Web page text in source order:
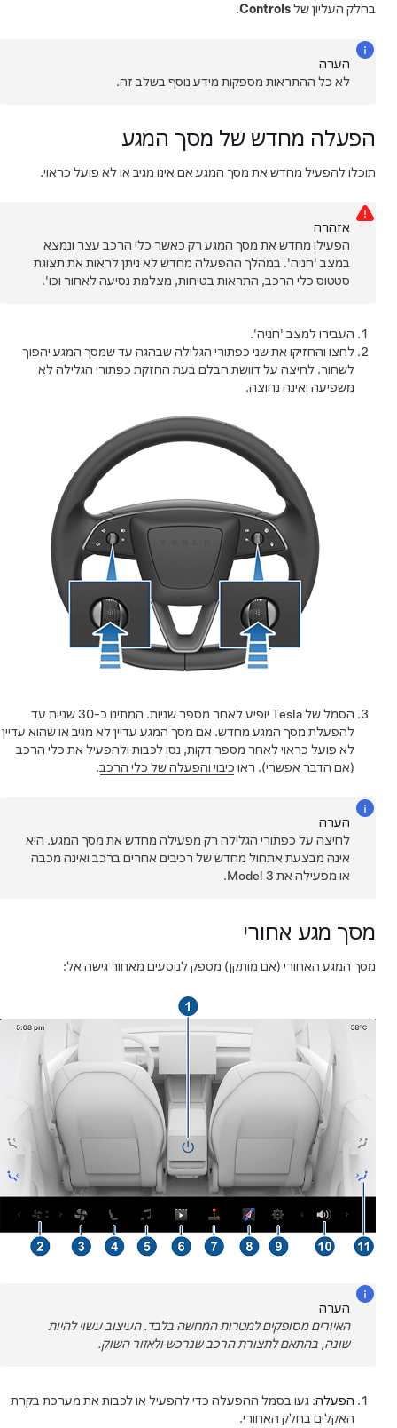
בחלק העליון שלControls
.
הערה
לא כל ההתראות מספקות מידע נוסף בשלב זה.
הפעלה מחדש של מסך המגע
תוכלו להפעיל מחדש את מסך המגע אם אינו מגיב או לא פועל כראוי.
אזהרה
הפעילו מחדש את מסך המגע רק כאשר כלי הרכב עצר ונמצא
במצב 'חניה'. במהלך ההפעלה מחדש לא ניתן לראות את תצוגת
סטטוס כלי הרכב, התראות בטיחות, מצלמת נסיעה לאחור וכו'.
העבירו למצב 'חניה'.
לחצו והחזיקו את שני כפתורי הגלילה שבהגהעד שמסך המגע יהפוך
לשחור. לחיצה על דוושת הבלם בעת החזקת כפתורי הגלילה לא
משפיעה ואינה נחוצה.
הסמל של Tesla יופיע לאחר מספר שניות. המתינו כ-30 שניות עד
להפעלת מסך המגע מחדש. אם מסך המגע עדיין לא מגיב או שהוא עדיין
לא פועל כראוי לאחר מספר דקות, נסו לכבות ולהפעיל את כלי הרכב
(אם הדבר אפשרי). ראו כיבוי והפעלה של כלי הרכב.
הערה
לחיצה על כפתורי הגלילה רק מפעילה מחדש את מסך המגע. היא
אינה מבצעת אתחול מחדש של רכיבים אחרים ברכב ואינה מכבה
או מפעילה את Model 3
.
מסך מגע אחורי
מסך המגע האחורי(אם מותקן)מספק לנוסעים מאחור גישה אל:
הערה
האיורים מסופקים למטרות המחשה בלבד. העיצוב עשוי להיות
שונה, בהתאם לתצורת הרכב שנרכש ולאזור השוק.
הפעלה: געו בסמל ההפעלה כדי להפעיל או לכבות את מערכת בקרת
האקלים בחלק האחורי.